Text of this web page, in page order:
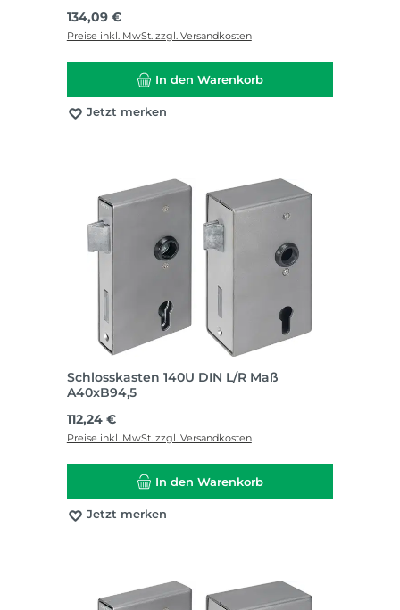
Regulärer Preis:
134,09 €
Preise inkl. MwSt. zzgl. Versandkosten
In den Warenkorb
Jetzt merken
Schlosskasten 140U DIN L/R Maß
A40xB94,5
Regulärer Preis:
112,24 €
Preise inkl. MwSt. zzgl. Versandkosten
In den Warenkorb
Jetzt merken